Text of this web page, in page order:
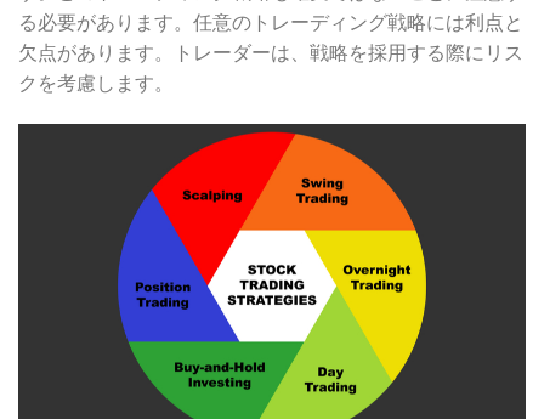
る必要があります。任意のトレーディング戦略には利点と
欠点があります。トレーダーは、戦略を採用する際にリス
クを考慮します。